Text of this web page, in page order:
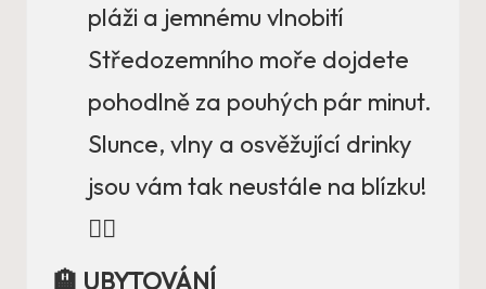
pláži a jemnému vlnobití
Středozemního moře dojdete
pohodlně za pouhých pár minut.
Slunce, vlny a osvěžující drinky
jsou vám tak neustále na blízku!
🏊‍♂️
🏨 UBYTOVÁNÍ